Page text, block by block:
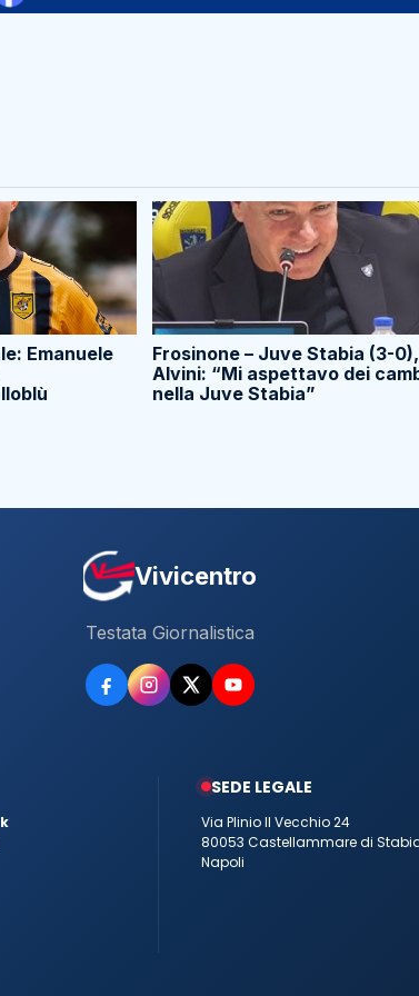
Emanuele
Frosinone – Juve Stabia (3-0),
Alvini: “Mi aspettavo dei
nella Juve Stabia”
Vivicentro
Testata Giornalistica
SEDE LEGALE
Via Plinio Il Vecchio 24
80053 Castellammare di
Napoli